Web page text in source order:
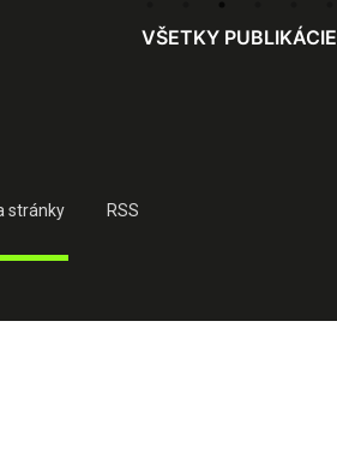
VŠETKY PUBLIKÁCIE
stránky RSS